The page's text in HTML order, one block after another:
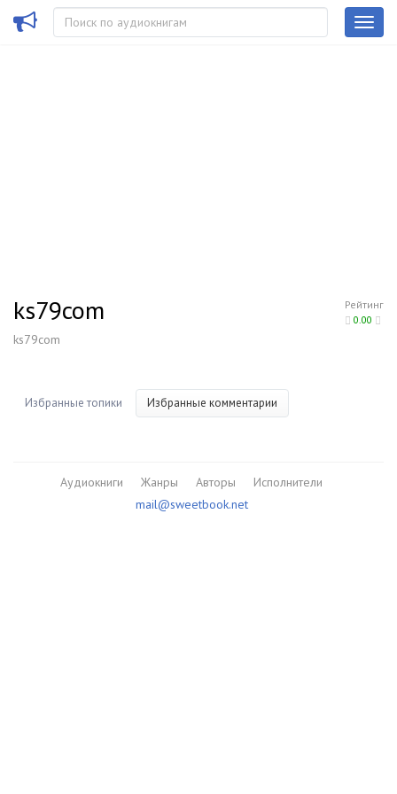
Рейтинг
0.00
ks79com
ks79com
Избранные топики Избранные комментарии
Аудиокниги Жанры Авторы
Исполнители
mail@sweetbook.net